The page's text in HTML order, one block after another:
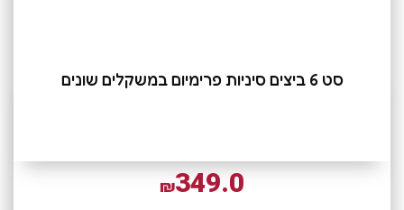
סט 6 ביצים סיניות פרימיום במשקלים שונים
₪349.0